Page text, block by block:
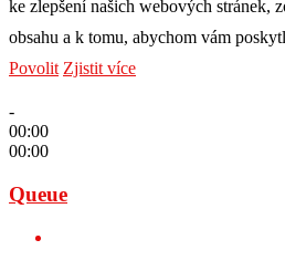
ke zlepšení našich webových stránek,
obsahu a k tomu, abychom vám
Povolit Zjistit více
-
00:00
00:00
Queue